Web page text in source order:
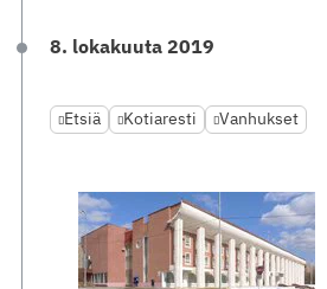
8. lokakuuta 2019
Etsiä Kotiaresti Vanhukset